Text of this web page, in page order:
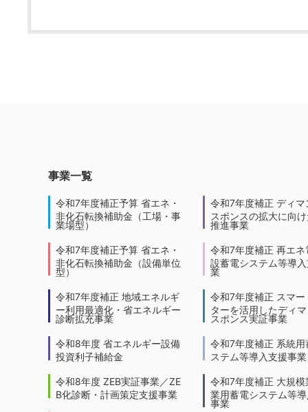
事業一覧
令和7年度補正予算 省エネ・
非化石転換補助金（工場・事
業場型）
令和7年度補正予算 省エネ・
非化石転換補助金（設備単位
型）
令和7年度補正 地域エネルギ
ー利用最適化・省エネルギー
診断拡充事業
令和8年度 省エネルギー設備
投資利子補給金
令和8年度 ZEB実証事業／ZE
B化診断・計画策定支援事業
令和7年度補正 ディマ
スポンスの拡大に向
推進事業
令和7年度補正 再エネ
設蓄電システム等導
業
令和7年度補正 スマー
ターを活用したディ
スポンス実証事業
令和7年度補正 系統用
ステム等導入支援事業
令和7年度補正 大規模
業用蓄電システム等
事業